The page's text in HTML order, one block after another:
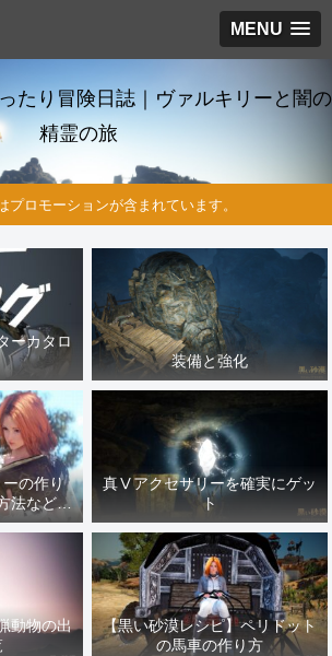
MENU
たり冒険日誌｜ヴァルキリーと闇の
精霊の旅
プロモーションが含まれています。
ーカタロ
装備と強化
の作り
法などま
誌１４１
真Ⅴアクセサリーを確実にゲッ
ト
動物の出
【黒い砂漠レシピ】ペリドット
の馬車の作り方